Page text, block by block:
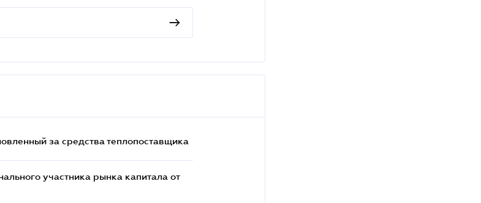
за средства теплопоставщика
участника рынка капитала от